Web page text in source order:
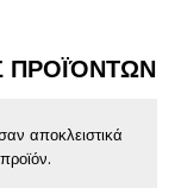
ΠΡΟΪΌΝΤΩΝ
αποκλειστικά